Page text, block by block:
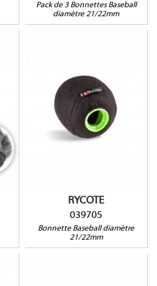
Pack de 3 Bonnettes Baseball
diamètre 21/22mm
RYCOTE
039705
Bonnette Baseball diamètre
21/22mm
Compatible avec :
Audio-Technica AT4049b,
AT4051b, AT4053b, AT4021b,